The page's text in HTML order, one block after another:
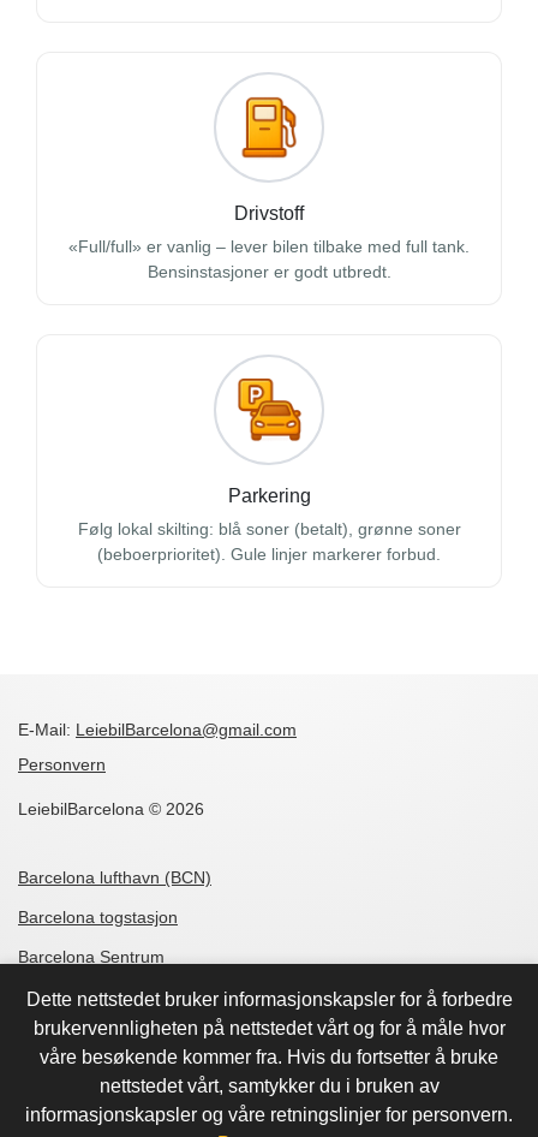
Drivstoff
Full/full
er vanlig – lever bilen tilbake med full tank.
Bensinstasjoner er godt utbredt.
Parkering
Følg lokal skilting: blå soner (betalt), grønne soner
(beboerprioritet). Gule linjer markerer forbud.
E-Mail: LeiebilBarcelona@gmail.com
Personvern
LeiebilBarcelona © 2026
Barcelona lufthavn (BCN)
Barcelona togstasjon
Barcelona Sentrum
Barcelona Dreta de l'Eixample
Barcelona Sant Marti
Barcelona Rambla de Catalunya
Barcelona Mas Blau
Dette nettstedet bruker informasjonskapsler for å forbedre
brukervennligheten på nettstedet vårt og for å måle hvor
våre besøkende kommer fra. Hvis du fortsetter å bruke
nettstedet vårt, samtykker du i bruken av
informasjonskapsler og våre retningslinjer for personvern.